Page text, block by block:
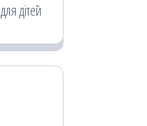
для дітей